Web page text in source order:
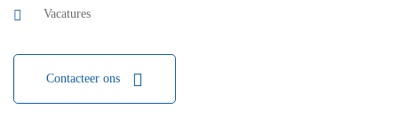
Vacatures
Contacteer ons